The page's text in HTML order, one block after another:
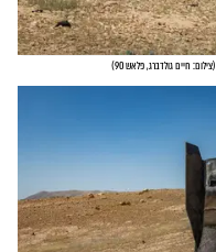
(צילום: חיים גולדברג, פלאש 90 )